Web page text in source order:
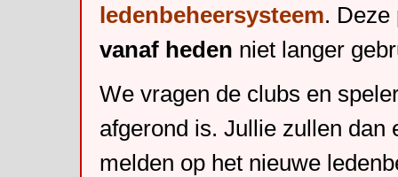
ledenbeheersysteem. Deze
vanaf heden niet langer
We vragen de clubs en
afgerond is. Jullie zullen dan
melden op het nieuwe